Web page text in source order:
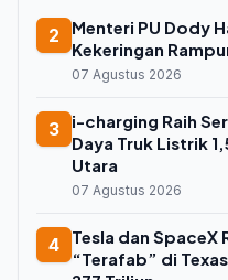
2
Menteri PU Dody
Kekeringan
07 Agustus 2026
3
i-charging Raih
Daya Truk Listrik
Utara
07 Agustus 2026
4
Tesla dan SpaceX
“Terafab” di